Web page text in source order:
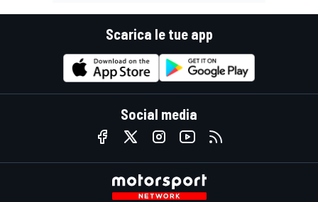
Scarica le tue app
Social media